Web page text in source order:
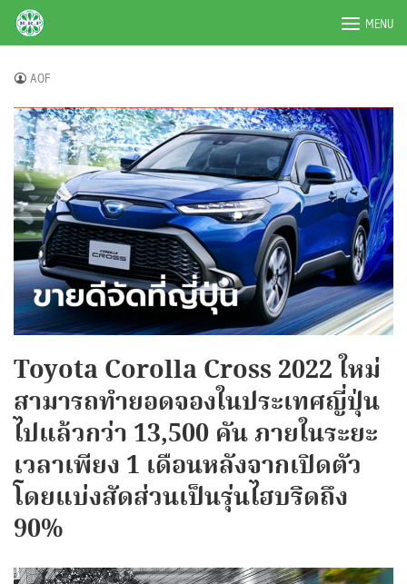
SkipBRPAUTO.COM MENU
AOF
Toyota Corolla Cross 2022 ใหม่
สามารถทำยอดจองในประเทศญี่ปุ่น
ไปแล้วกว่า 13,500 คัน ภายในระยะ
เวลาเพียง 1 เดือนหลังจากเปิดตัว
โดยแบ่งสัดส่วนเป็นรุ่นไฮบริดถึง
90%